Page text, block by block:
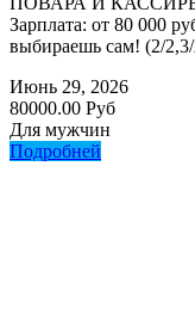
Зарплата: от 80 000
выбираешь сам! (2/
Июнь 29, 2026
80000.00 Руб
Для мужчин
Подробней